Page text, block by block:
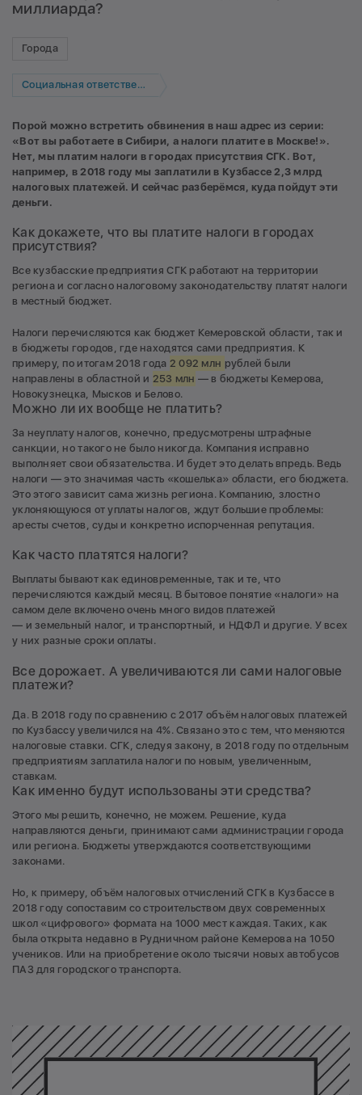
миллиарда?
Города
Социальная ответственность
Порой можно встретить обвинения в наш адрес из серии:
«Вот вы работаете в Сибири, а налоги платите в Москве!».
Нет, мы платим налоги в городах присутствия СГК. Вот,
например, в 2018 году мы заплатили в Кузбассе 2,3 млрд
налоговых платежей. И сейчас разберёмся, куда пойдут эти
деньги.
Как докажете, что вы платите налоги в городах
присутствия?
Все кузбасские предприятия СГК работают на территории
региона и согласно налоговому законодательству платят налоги
в местный бюджет.
Налоги перечисляются как бюджет Кемеровской области, так и
в бюджеты городов, где находятся сами предприятия. К
примеру, по итогам 2018 года 2 092 млн рублей были
направлены в областной и 253 млн — в бюджеты Кемерова,
Новокузнецка, Мысков и Белово.
Можно ли их вообще не платить?
За неуплату налогов, конечно, предусмотрены штрафные
санкции, но такого не было никогда. Компания исправно
выполняет свои обязательства. И будет это делать впредь. Ведь
налоги — это значимая часть «кошелька» области, его бюджета.
Это этого зависит сама жизнь региона. Компанию, злостно
уклоняющуюся от уплаты налогов, ждут большие проблемы:
аресты счетов, суды и конкретно испорченная репутация.
Как часто платятся налоги?
Выплаты бывают как единовременные, так и те, что
перечисляются каждый месяц. В бытовое понятие «налоги» на
самом деле включено очень много видов платежей
— и земельный налог, и транспортный, и НДФЛ и другие. У всех
у них разные сроки оплаты.
Все дорожает. А увеличиваются ли сами налоговые
платежи?
Да. В 2018 году по сравнению с 2017 объём налоговых платежей
по Кузбассу увеличился на 4%. Связано это с тем, что меняются
налоговые ставки. СГК, следуя закону, в 2018 году по отдельным
предприятиям заплатила налоги по новым, увеличенным,
ставкам.
Как именно будут использованы эти средства?
Этого мы решить, конечно, не можем. Решение, куда
направляются деньги, принимают сами администрации города
или региона. Бюджеты утверждаются соответствующими
законами.
Но, к примеру, объём налоговых отчислений СГК в Кузбассе в
2018 году сопоставим со строительством двух современных
школ «цифрового» формата на 1000 мест каждая. Таких, как
была открыта недавно в Рудничном районе Кемерова на 1050
учеников. Или на приобретение около тысячи новых автобусов
ПАЗ для городского транспорта.